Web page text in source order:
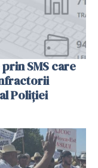
SMS care
Poliției